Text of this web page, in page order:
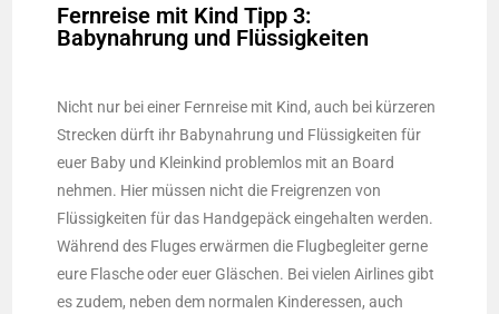
Fernreise mit Kind Tipp 3:
Babynahrung und Flüssigkeiten
Nicht nur bei einer Fernreise mit Kind, auch bei kürzeren
Strecken dürft ihr Babynahrung und Flüssigkeiten für
euer Baby und Kleinkind problemlos mit an Board
nehmen. Hier müssen nicht die Freigrenzen von
Flüssigkeiten für das Handgepäck eingehalten werden.
Während des Fluges erwärmen die Flugbegleiter gerne
eure Flasche oder euer Gläschen. Bei vielen Airlines gibt
es zudem, neben dem normalen Kinderessen, auch